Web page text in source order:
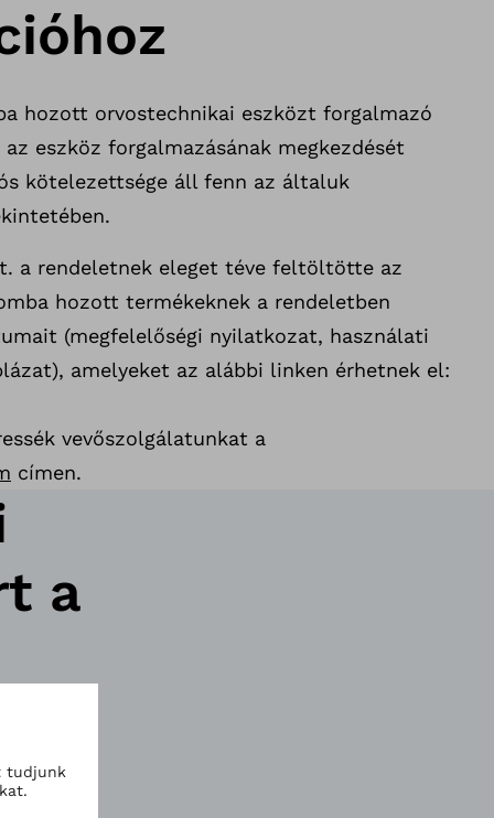
hozott orvostechnikai eszközt forgalmazó
eszköz forgalmazásának megkezdését
kötelezettsége áll fenn az általuk
a rendeletnek eleget téve feltöltötte az
hozott termékeknek a rendeletben
(megfelelőségi nyilatkozat, használati
amelyeket az alábbi linken érhetnek el:
vevőszolgálatunkat a
címen.
a